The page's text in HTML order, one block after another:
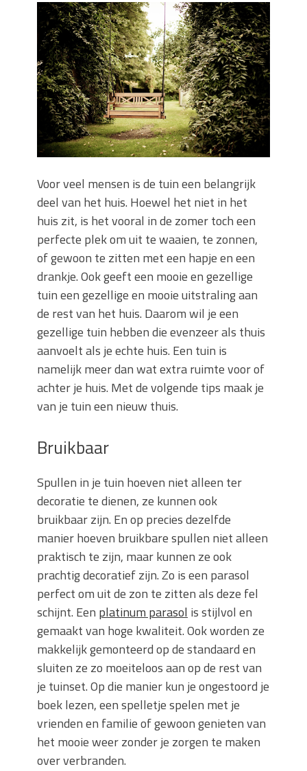
Zo blijft je oven loeiheet: de beste tips
voor een perfecte isolatie
Grond kopen of verkopen Noord-
Holland
De Kwaliteit van Houtpellets: Wat
Bepaalt of uw Kachel Optimaal
Presteert
Waarom technische eisen de basis
vormen voor functionele ruimtes
Nieuwe kozijnen als onderdeel van een
energierenovatie: wat de overgang
technisch vraagt
Voor veel mensen is de tuin een belangrijk
deel van het huis. Hoewel het niet in het
huis zit, is het vooral in de zomer toch een
perfecte plek om uit te waaien, te zonnen,
of gewoon te zitten met een hapje en een
drankje. Ook geeft een mooie en gezellige
tuin een gezellige en mooie uitstraling aan
de rest van het huis. Daarom wil je een
gezellige tuin hebben die evenzeer als thuis
aanvoelt als je echte huis. Een tuin is
namelijk meer dan wat extra ruimte voor of
achter je huis. Met de volgende tips maak je
van je tuin een nieuw thuis.
Bruikbaar
Spullen in je tuin hoeven niet alleen ter
decoratie te dienen, ze kunnen ook
bruikbaar zijn. En op precies dezelfde
manier hoeven bruikbare spullen niet alleen
praktisch te zijn, maar kunnen ze ook
prachtig decoratief zijn. Zo is een parasol
perfect om uit de zon te zitten als deze fel
schijnt. Een platinum parasolis stijlvol en
gemaakt van hoge kwaliteit. Ook worden ze
makkelijk gemonteerd op de standaard en
sluiten ze zo moeiteloos aan op de rest van
je tuinset. Op die manier kun je ongestoord je
boek lezen, een spelletje spelen met je
vrienden en familie of gewoon genieten van
het mooie weer zonder je zorgen te maken
over verbranden.